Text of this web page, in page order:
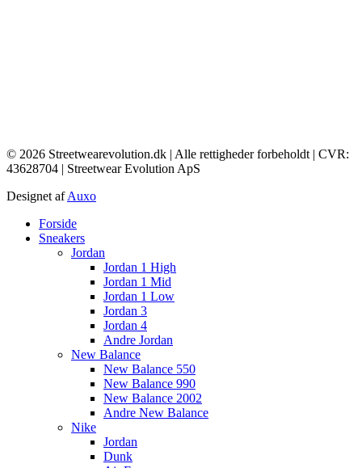
© 2026 Streetwearevolution.dk | Alle rettigheder forbeholdt | CVR:
43628704 | Streetwear Evolution ApS
Designet afAuxo
Main
Menu
Forside
Sneakers
Jordan
Jordan 1 High
Jordan 1 Mid
Jordan 1 Low
Jordan 3
Jordan 4
Andre Jordan
New Balance
New Balance 550
New Balance 990
New Balance 2002
Andre New Balance
Nike
Jordan
Dunk